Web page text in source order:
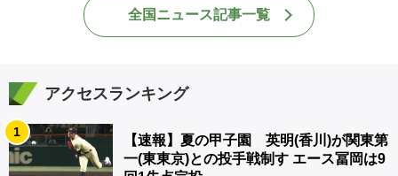
全国ニュース記事一覧
アクセスランキング
1
【速報】夏の甲子園 英明(香川)が関東第
一(東東京)との投手戦制す エース冨岡は9